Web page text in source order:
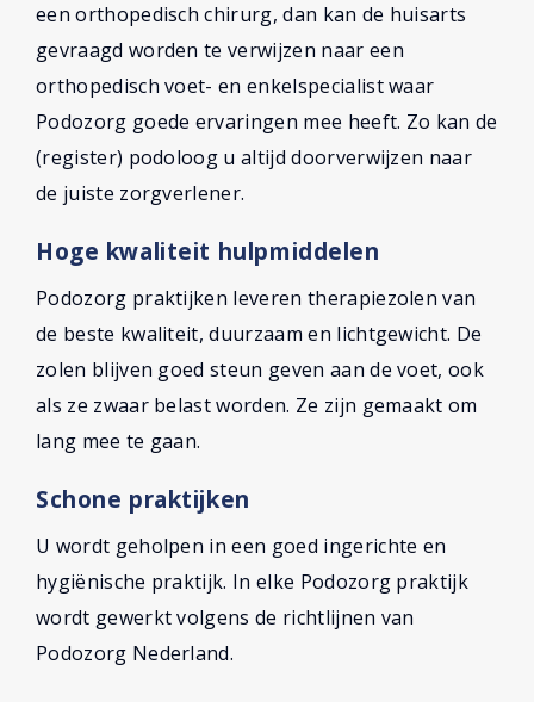
een orthopedisch chirurg, dan kan de huisarts
gevraagd worden te verwijzen naar een
orthopedisch voet- en enkelspecialist waar
Podozorg goede ervaringen mee heeft. Zo kan de
(register) podoloog u altijd doorverwijzen naar
de juiste zorgverlener.
Hoge kwaliteit hulpmiddelen
Podozorg praktijken leveren therapiezolen van
de beste kwaliteit, duurzaam en lichtgewicht. De
zolen blijven goed steun geven aan de voet, ook
als ze zwaar belast worden. Ze zijn gemaakt om
lang mee te gaan.
Schone praktijken
U wordt geholpen in een goed ingerichte en
hygiënische praktijk. In elke Podozorg praktijk
wordt gewerkt volgens de richtlijnen van
Podozorg Nederland.